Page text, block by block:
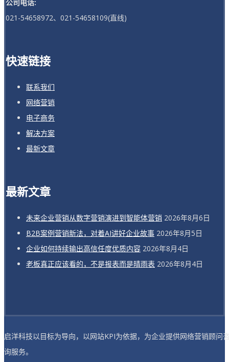
公司电话:
021-54658972、021-54658109(直线)
快速链接
联系我们
网络营销
电子商务
解决方案
最新文章
最新文章
未来企业营销从数字营销演进到智能体营销 2026年8月6日
B2B案例营销新法，对着AI讲好企业故事 2026年8月5日
企业如何持续输出高信任度优质内容 2026年8月4日
老板真正应该看的，不是报表而是晴雨表 2026年8月4日
启洋科技以目标为导向，以网站KPI为依据，为企业提供网络营销顾问
询服务。